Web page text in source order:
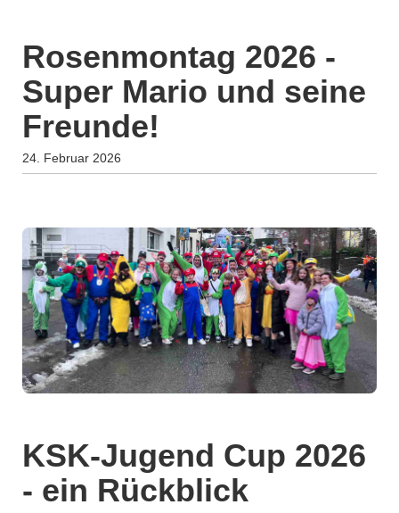
Rosenmontag 2026 -
Super Mario und seine
Freunde!
24. Februar 2026
KSK-Jugend Cup 2026
- ein Rückblick